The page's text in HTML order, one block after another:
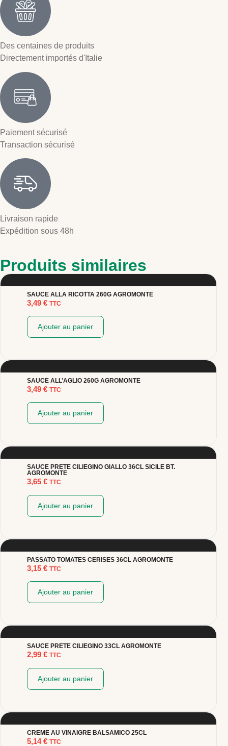
Des centaines de produits
Directement importés d'Italie
Paiement sécurisé
Transaction sécurisé
Livraison rapide
Expédition sous 48h
Produits similaires
SAUCE ALLA RICOTTA 260G AGROMONTE
3,49 € TTC
Ajouter au panier
SAUCE ALL’AGLIO 260G AGROMONTE
3,49 € TTC
Ajouter au panier
SAUCE PRETE CILIEGINO GIALLO 36CL SICILE BT.
AGROMONTE
3,65 € TTC
Ajouter au panier
PASSATO TOMATES CERISES 36CL AGROMONTE
3,15 € TTC
Ajouter au panier
SAUCE PRETE CILIEGINO 33CL AGROMONTE
2,99 € TTC
Ajouter au panier
CREME AU VINAIGRE BALSAMICO 25CL
5,14€ TTC